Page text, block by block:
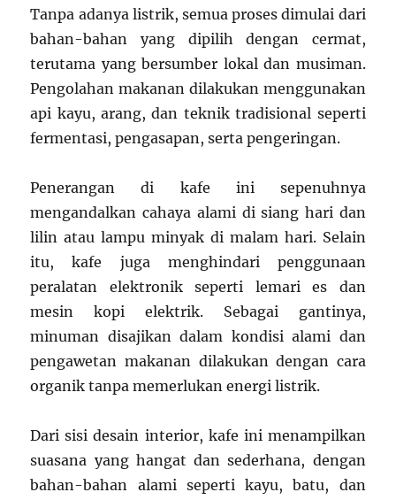
Tanpa adanya listrik, semua proses dimulai dari
bahan-bahan yang dipilih dengan cermat,
terutama yang bersumber lokal dan musiman.
Pengolahan makanan dilakukan menggunakan
api kayu, arang, dan teknik tradisional seperti
fermentasi, pengasapan, serta pengeringan.
Penerangan di kafe ini sepenuhnya
mengandalkan cahaya alami di siang hari dan
lilin atau lampu minyak di malam hari. Selain
itu, kafe juga menghindari penggunaan
peralatan elektronik seperti lemari es dan
mesin kopi elektrik. Sebagai gantinya,
minuman disajikan dalam kondisi alami dan
pengawetan makanan dilakukan dengan cara
organik tanpa memerlukan energi listrik.
Dari sisi desain interior, kafe ini menampilkan
suasana yang hangat dan sederhana, dengan
bahan-bahan alami seperti kayu, batu, dan